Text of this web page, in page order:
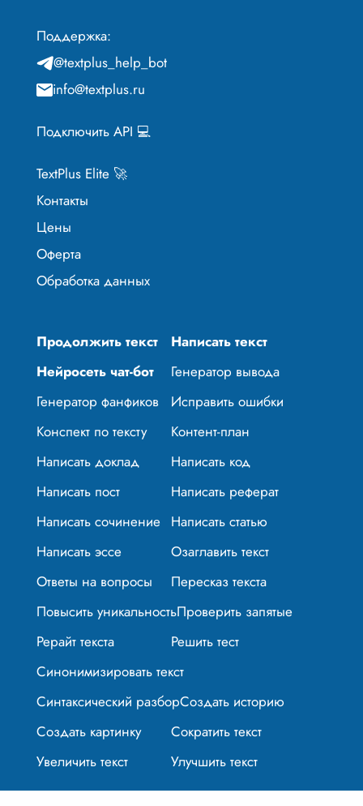
Поддержка:
@textplus_help_bot
info@textplus.ru
Подключить API 💻
TextPlus Elite 🚀
Контакты
Цены
Оферта
Обработка данных
Продолжить текст
Написать текст
Нейросеть чат-бот
Генератор вывода
Генератор фанфиков
Исправить ошибки
Конспект по тексту
Контент-план
Написать доклад
Написать код
Написать пост
Написать реферат
Написать сочинение Написать статью
Написать эссе
Озаглавить текст
Ответы на вопросы
Пересказ текста
Повысить уникальностьПроверить запятые
Рерайт текста
Решить тест
Синонимизировать текст
Синтаксический разборСоздать историю
Создать картинку
Сократить текст
Увеличить текст
Улучшить текст